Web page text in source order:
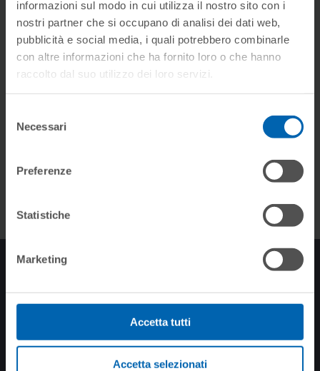
informazioni sul modo in cui utilizza il nostro sito con i
nostri partner che si occupano di analisi dei dati web,
pubblicità e social media, i quali potrebbero combinarle
con altre informazioni che ha fornito loro o che hanno
raccolto dal suo utilizzo dei loro servizi.
delNecessari
Preferenze
Statistiche
Marketing
Accetta tutti
Accetta selezionati
Manuels
IMAGES
NEWSLETTER
Restez à jour sur
toutes les nouvelles